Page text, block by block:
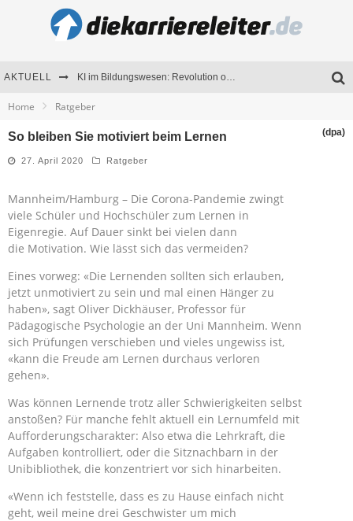
AKTUELL KI im Bildungswesen: Revolution oder Risiko für Schulen und Universitäten?
Seminare als Motivationsmotor – Wie Weiterbildung Mitarbeiter nachhaltig begeistert
Home Ratgeber
So bleiben Sie motiviert beim Lernen (dpa)
27. April 2020 Ratgeber
Mannheim/Hamburg – Die Corona-Pandemie zwingt
viele Schüler und Hochschüler zum Lernen in
Eigenregie. Auf Dauer sinkt bei vielen dann
die Motivation. Wie lässt sich das vermeiden?
Eines vorweg: «Die Lernenden sollten sich erlauben,
jetzt unmotiviert zu sein und mal einen Hänger zu
haben», sagt Oliver Dickhäuser, Professor für
Pädagogische Psychologie an der Uni Mannheim. Wenn
sich Prüfungen verschieben und vieles ungewiss ist,
«kann die Freude am Lernen durchaus verloren
gehen».
Was können Lernende trotz aller Schwierigkeiten selbst
anstoßen? Für manche fehlt aktuell ein Lernumfeld mit
Aufforderungscharakter: Also etwa die Lehrkraft, die
Aufgaben kontrolliert, oder die Sitznachbarn in der
Unibibliothek, die konzentriert vor sich hinarbeiten.
«Wenn ich feststelle, dass es zu Hause einfach nicht
geht, weil meine drei Geschwister um mich